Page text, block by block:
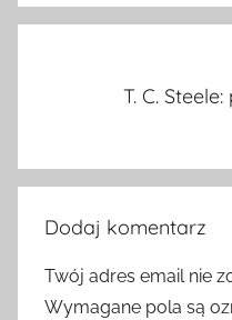
T. C.
Dodaj komentarz
Twój adres email nie
Wymagane pola są